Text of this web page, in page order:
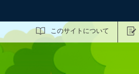
このサイトについて
サイト内検索